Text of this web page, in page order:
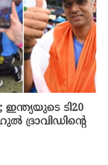
ടി20
ദ്രാവിഡിന്റെ